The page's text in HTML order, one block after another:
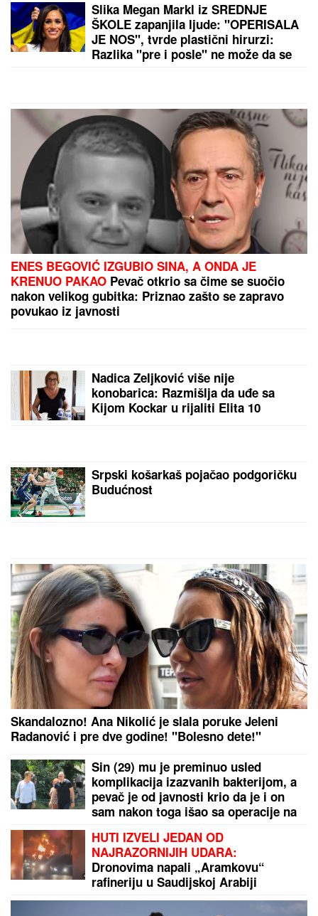
Dragan Stanković verenici priredio iznenađenje,
podelio snimak sa INTIMNE PROSLAVE Muzičari
svirali samo za nju, nije znala šta ju je snašlo:
PREPORUKA ZA VAS
"NIJE IH BILO POLA SATA, SVI SU TO VIDELI"Maja
Marinković šokirala tvrdnjama o aferi Stanije i
Takija: "Želi da bude sponzoruša, živi u selendri"
"Visoka sam 201 CM, muškarci mi
plaćaju 80 EVRA po minutu da ovo
uradim,sve se odvija onlajn i nema
brega
Slika Megan Markl iz SREDNJE
trend u estetskoj hirurgiji
ENES BEGOVIĆ IZGUBIO SINA, A ONDA JE
KRENUO PAKAO
Pevač otkrio sa čime se suočio
nakon velikog gubitka: Priznao zašto se zapravo
povukao iz javnosti
Nadica Zeljković više nije
konobarica: Razmišlja da uđe sa
Kijom Kockar u rijaliti Elita 10